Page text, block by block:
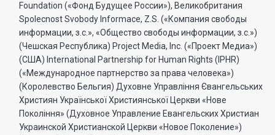
Foundation («Фонд Будущее России»), Великобритания
Spolecnost Svobody Informace, Z.S. («Компания свободы
информации, з.с.», «Общество свободы информации, з.с.»)
(Чешская Республика) Project Media, Inc. («Проект Медиа»)
(США) International Partnership for Human Rights (IPHR)
(«Международное партнерство за права человека»)
(Королевство Бельгия) Духовне Управлiння Євангельських
Християн Української Християнської Церкви «Нове
Поколiння» (Духовное Управление Евангельских Христиан
Украинской Христианской Церкви «Новое Поколение»)